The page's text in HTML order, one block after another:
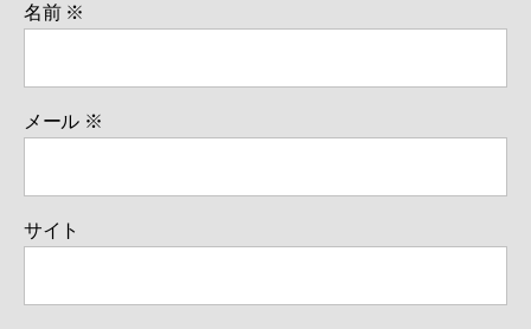
名前 ※
メール ※
サイト